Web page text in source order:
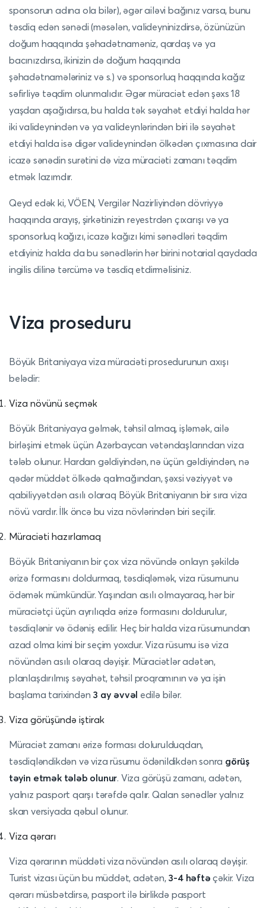
sponsorun adına ola bilər), əgər ailəvi bağınız varsa, bunu
təsdiq edən sənədi (məsələn, valideyninizdirsə, özünüzün
doğum haqqında şəhadətnaməniz, qardaş və ya
bacınızdırsa, ikinizin də doğum haqqında
şəhadətnamələriniz və s.) və sponsorluq haqqında kağız
səfirliyə təqdim olunmalıdır. Əgər müraciət edən şəxs 18
yaşdan aşağıdırsa, bu halda tək səyahət etdiyi halda hər
iki valideynindən və ya valideynlərindən biri ilə səyahət
etdiyi halda isə digər valideynindən ölkədən çıxmasına dair
icazə sənədin surətini də viza müraciəti zamanı təqdim
etmək lazımdır.
Qeyd edək ki, VÖEN, Vergilər Nazirliyindən dövriyyə
haqqında arayış, şirkətinizin reyestrdən çıxarışı və ya
sponsorluq kağızı, icazə kağızı kimi sənədləri təqdim
etdiyiniz halda da bu sənədlərin hər birini notarial qaydada
ingilis dilinə tərcümə və təsdiq etdirməlisiniz.
Viza proseduru
Böyük Britaniyaya viza müraciəti prosedurunun axışı
belədir:
Viza növünü seçmək
Böyük Britaniyaya gəlmək, təhsil almaq, işləmək, ailə
birləşimi etmək üçün Azərbaycan vətəndaşlarından viza
tələb olunur. Hardan gəldiyindən, nə üçün gəldiyindən, nə
qədər müddət ölkədə qalmağından, şəxsi vəziyyət və
qabiliyyətdən asılı olaraq Böyük Britaniyanın bir sıra viza
növü vardır. İlk öncə bu viza növlərindən biri seçilir.
Müraciəti hazırlamaq
Böyük Britaniyanın bir çox viza növündə onlayn şəkildə
ərizə formasını doldurmaq, təsdiqləmək, viza rüsumunu
ödəmək mümkündür. Yaşından asılı olmayaraq, hər bir
müraciətçi üçün ayrılıqda ərizə formasını doldurulur,
təsdiqlənir və ödəniş edilir. Heç bir halda viza rüsumundan
azad olma kimi bir seçim yoxdur. Viza rüsumu isə viza
növündən asılı olaraq dəyişir. Müraciətlər adətən,
planlaşdırılmış səyahət, təhsil proqramının və ya işin
başlama tarixindən 3 ay əvvəl edilə bilər.
Viza görüşündə iştirak
Müraciət zamanı ərizə forması dolurulduqdan,
təsdiqləndikdən və viza rüsumu ödənildikdən sonra görüş
təyin etmək tələb olunur. Viza görüşü zamanı, adətən,
yalnız pasport qarşı tərəfdə qalır. Qalan sənədlər yalnız
skan versiyada qəbul olunur.
Viza qərarı
Viza qərarının müddəti viza növündən asılı olaraq dəyişir.
Turist vizası üçün bu müddət, adətən, 3-4 həftəçəkir. Viza
qərarı müsbətdirsə, pasport ilə birlikdə pasport